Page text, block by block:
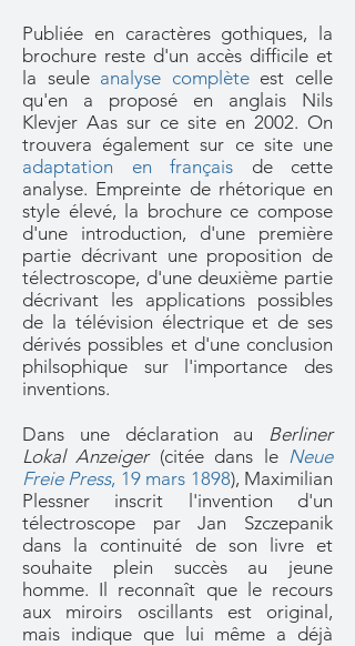
Publiée en caractères gothiques, la
brochure reste d'un accès difficile et
la seule analyse complèteest celle
qu'en a proposé en anglais Nils
Klevjer Aas sur ce site en 2002. On
trouvera également sur ce site une
adaptation en français de cette
analyse. Empreinte de rhétorique en
style élevé, la brochure ce compose
d'une introduction, d'une première
partie décrivant une proposition de
télectroscope, d'une deuxième partie
décrivant les applications possibles
de la télévision électrique et de ses
dérivés possibles et d'une conclusion
philsophique sur l'importance des
inventions.
Dans une déclaration au Berliner
Lokal Anzeiger(citée dans le Neue
Freie Press, 19 mars 1898), Maximilian
Plessner inscrit l'invention d'un
télectroscope par Jan Szczepanik
dans la continuité de son livre et
souhaite plein succès au jeune
homme. Il reconnaît que le recours
aux miroirs oscillants est original,
mais indique que lui même a déjà